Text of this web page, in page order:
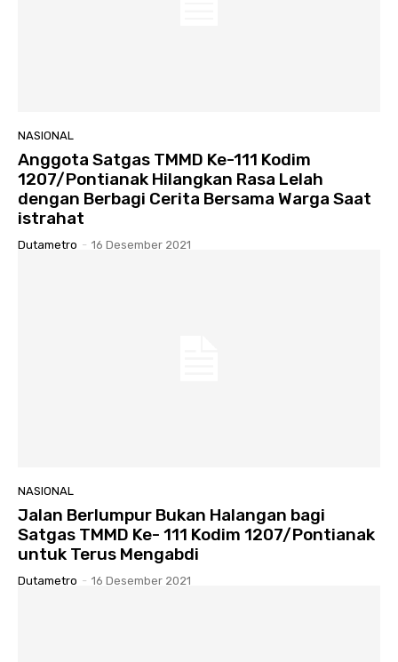
NASIONAL
Anggota Satgas TMMD Ke-111 Kodim
1207/Pontianak Hilangkan Rasa Lelah
dengan Berbagi Cerita Bersama Warga Saat
istrahat
Dutametro - 16 Desember 2021
NASIONAL
Jalan Berlumpur Bukan Halangan bagi
Satgas TMMD Ke- 111 Kodim 1207/Pontianak
untuk Terus Mengabdi
Dutametro - 16 Desember 2021